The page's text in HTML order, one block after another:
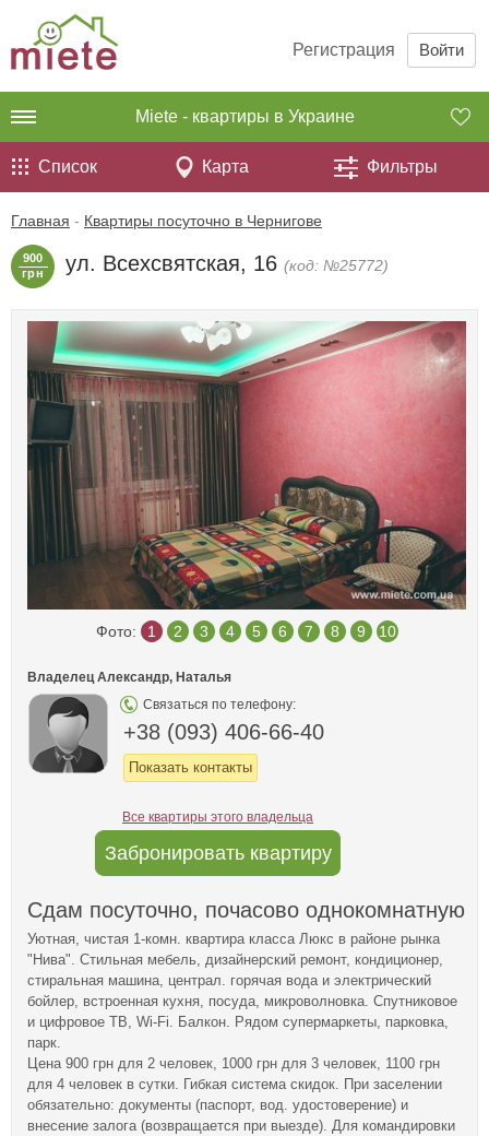
Регистрация Войти
Miete - квартиры в Украине
Список Карта Фильтры
Главная - Квартиры посуточно в Чернигове
900
грн
ул. Всехсвятская, 16 (код: №25772)
Фото: 1 2 3 4 5 6 7 8 9 10
Владелец Александр, Наталья
Связаться по телефону:
+38 (093) 406-66-40
Показать контакты
Все квартиры этого владельца
Забронировать квартиру
Сдам посуточно, почасово однокомнатную
Уютная, чистая 1-комн. квартира класса Люкс в районе рынка
"Нива". Стильная мебель, дизайнерский ремонт, кондиционер,
стиральная машина, централ. горячая вода и электрический
бойлер, встроенная кухня, посуда, микроволновка. Спутниковое
и цифровое ТВ, Wi-Fi. Балкон. Рядом супермаркеты, парковка,
парк.
Цена 900 грн для 2 человек, 1000 грн для 3 человек, 1100 грн
для 4 человек в сутки. Гибкая система скидок. При заселении
обязательно: документы (паспорт, вод. удостоверение) и
внесение залога (возвращается при выезде). Для командировки